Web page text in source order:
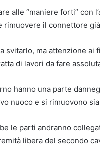
alle “maniere forti” con
rimuovere il connettore
svitarlo, ma attenzione
di lavori da fare
hanno una parte
nuoco e si rimuovono
le parti andranno
libera del secondo